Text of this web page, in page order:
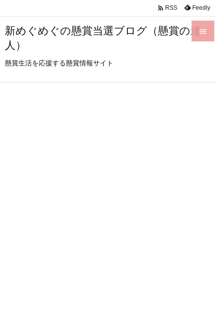
新めぐめぐの懸賞当選ブログ（懸賞の達
人）
懸賞生活を応援する懸賞情報サイト

 RSS Feedly